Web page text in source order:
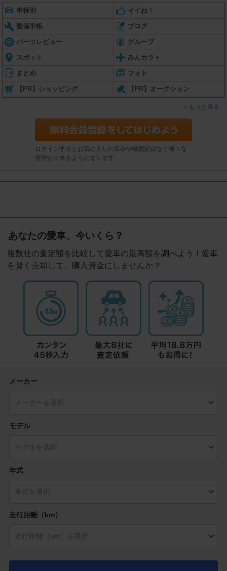
車種別 イイね！
整備手帳 ブログ
パーツレビュー グループ
スポット みんカラ＋
まとめ フォト
【PR】ショッピング 【PR】オークション
もっと見る
ログインするとお気に入りの保存や燃費記録など様々な
管理が出来るようになります
あなたの愛車、今いくら？
複数社の査定額を比較して愛車の最高額を調べよう！愛車
を賢く売却して、購入資金にしませんか？
メーカー
モデル
年式
走行距離（km）